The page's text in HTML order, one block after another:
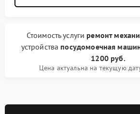
Стоимость услуги ремонт
устройства посудомоечная
1200 руб.
Цена актуальна на текущую